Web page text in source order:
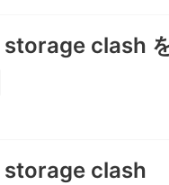
clash
clash